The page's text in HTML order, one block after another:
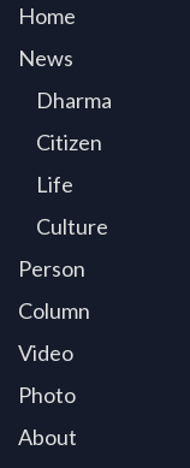
Home
News
Dharma
Citizen
Life
Culture
Person
Column
Video
Photo
About